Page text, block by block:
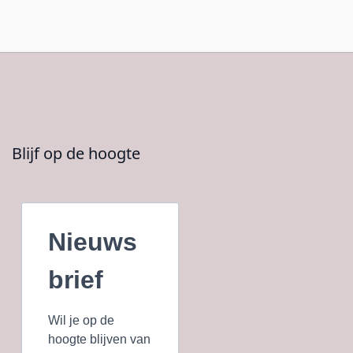
Blijf op de hoogte
Nieuws
brief
Wil je op de
hoogte blijven van